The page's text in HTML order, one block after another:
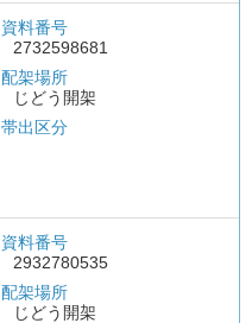
資料番号
2732598681
配架場所
じどう開架
帯出区分
資料番号
2932780535
配架場所
じどう開架